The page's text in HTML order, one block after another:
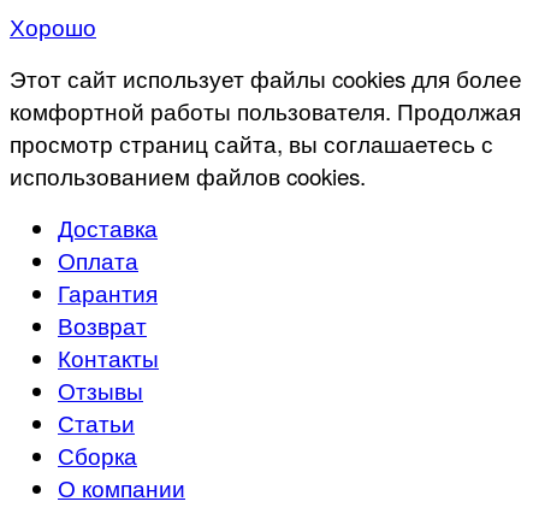
Хорошо
Этот сайт использует файлы cookies для более
комфортной работы пользователя. Продолжая
просмотр страниц сайта, вы соглашаетесь с
использованием файлов cookies.
Доставка
Оплата
Гарантия
Возврат
Контакты
Отзывы
Статьи
Сборка
О компании